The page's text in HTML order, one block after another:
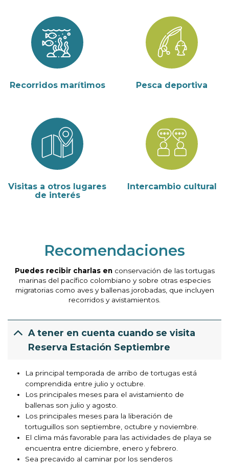
Recorridos marítimos Pesca deportiva
Visitas a otros lugares
de interés
Intercambio cultural
Recomendaciones
Puedes recibir charlas en conservación de las tortugas
marinas del pacífico colombiano y sobre otras especies
migratorias como aves y ballenas jorobadas, que incluyen
recorridos y avistamientos.
A tener en cuenta cuando se visita
Reserva Estación Septiembre
La principal temporada de arribo de tortugas está
comprendida entre julio y octubre.
Los principales meses para el avistamiento de
ballenas son julio y agosto.
Los principales meses para la liberación de
tortuguillos son septiembre, octubre y noviembre.
El clima más favorable para las actividades de playa se
encuentra entre diciembre, enero y febrero.
Sea precavido al caminar por los senderos